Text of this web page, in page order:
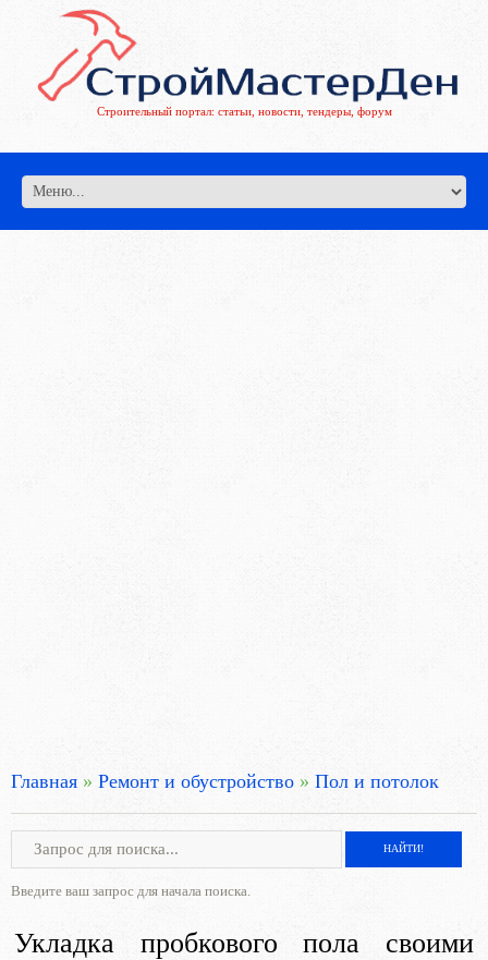
Строительный портал: статьи, новости, тендеры, форум
Главная » Ремонт и обустройство » Пол и потолок
Введите ваш запрос для начала поиска.
Укладка пробкового пола своими